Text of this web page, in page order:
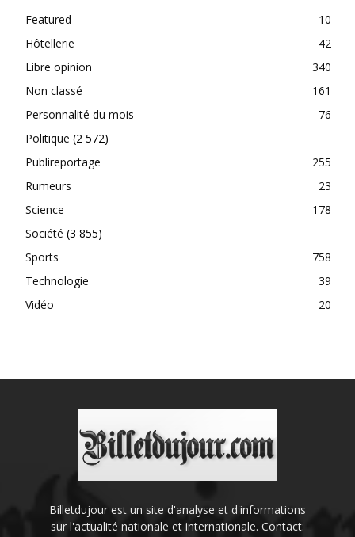
Featured
10
Hôtellerie
42
Libre opinion
340
Non classé
161
Personnalité du mois
76
Politique (2 572)
Publireportage
255
Rumeurs
23
Science
178
Société (3 855)
Sports
758
Technologie
39
Vidéo
20
Billetdujour est un site d'analyse et d'informations
sur l'actualité nationale et internationale. Contact: